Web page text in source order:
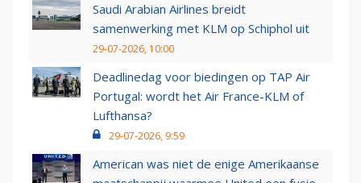
Saudi Arabian Airlines breidt
samenwerking met KLM op Schiphol uit
29-07-2026, 10:00
Deadlinedag voor biedingen op TAP Air
Portugal: wordt het Air France-KLM of
Lufthansa?
29-07-2026, 9:59
American was niet de enige Amerikaanse